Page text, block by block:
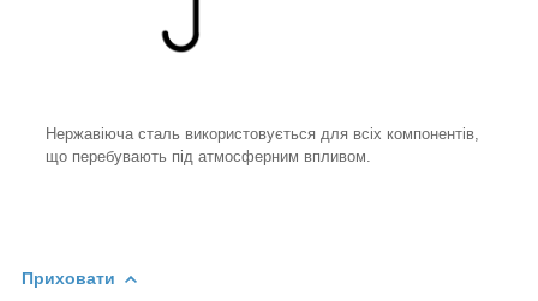
Нержавіюча сталь використовується для всіх компонентів,
що перебувають під атмосферним впливом.
Приховати